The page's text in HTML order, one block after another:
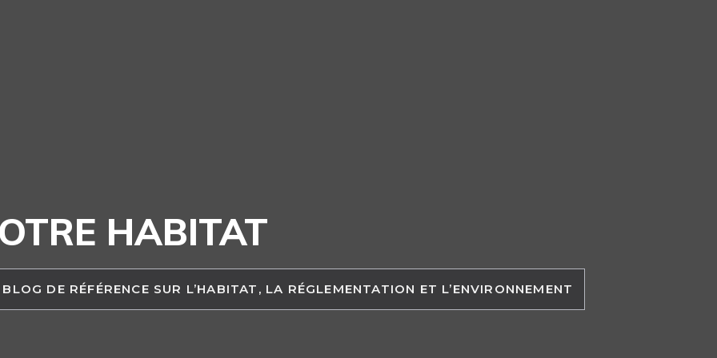
HABITAT
BLOG DE RÉFÉRENCE SUR L’HABITAT, LA RÉGLEMENTATION ET L’ENVIRONNEMENT